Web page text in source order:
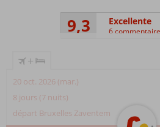
9,3 Excellente
6
+
20 oct. 2026 (mar.)
8 jours (7 nuits)
départ Bruxelles Zaventem